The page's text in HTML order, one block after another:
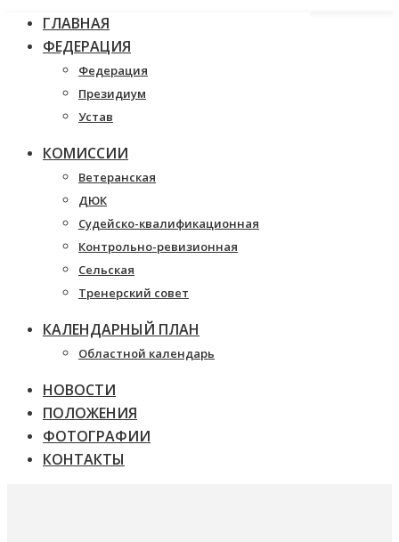
ГЛАВНАЯ
ФЕДЕРАЦИЯ
Федерация
Президиум
Устав
КОМИССИИ
Ветеранская
ДЮК
Судейско-квалификационная
Контрольно-ревизионная
Сельская
Тренерский совет
КАЛЕНДАРНЫЙ ПЛАН
Областной календарь
НОВОСТИ
ПОЛОЖЕНИЯ
ФОТОГРАФИИ
КОНТАКТЫ